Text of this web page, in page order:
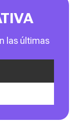
las últimas